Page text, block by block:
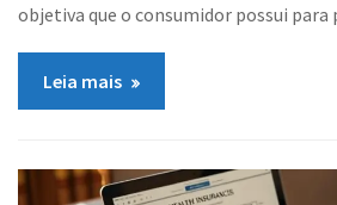
objetiva que o consumidor possui para
Leia mais